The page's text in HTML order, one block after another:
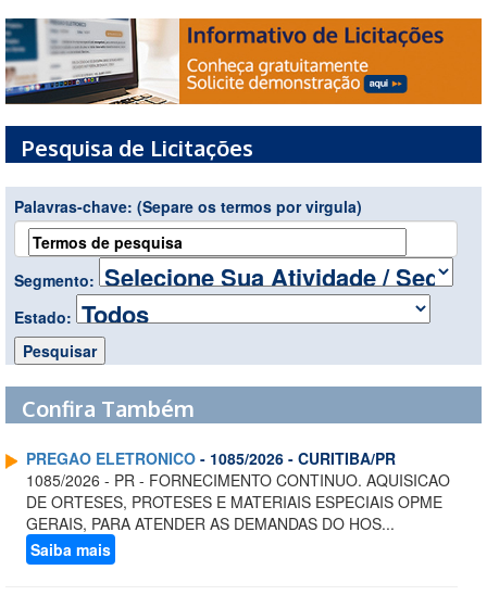
Pesquisa de Licitações
Palavras-chave: (Separe os termos por virgula)
Segmento:
Estado:
Confira Também
PREGAO ELETRONICO - 1085/2026 - CURITIBA/PR
1085/2026 - PR - FORNECIMENTO CONTINUO. AQUISICAO
DE ORTESES, PROTESES E MATERIAIS ESPECIAIS OPME
GERAIS, PARA ATENDER AS DEMANDAS DO HOS...
Saiba mais